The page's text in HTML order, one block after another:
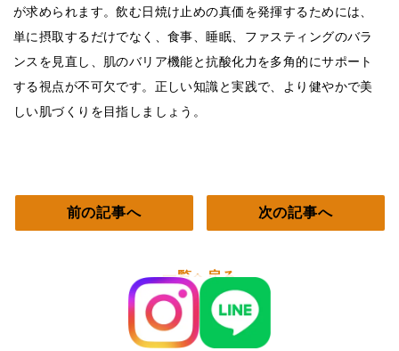
が求められます。飲む日焼け止めの真価を発揮するためには、
単に摂取するだけでなく、食事、睡眠、ファスティングのバラ
ンスを見直し、肌のバリア機能と抗酸化力を多角的にサポート
する視点が不可欠です。正しい知識と実践で、より健やかで美
しい肌づくりを目指しましょう。
前の記事へ
一覧へ戻る
次の記事へ